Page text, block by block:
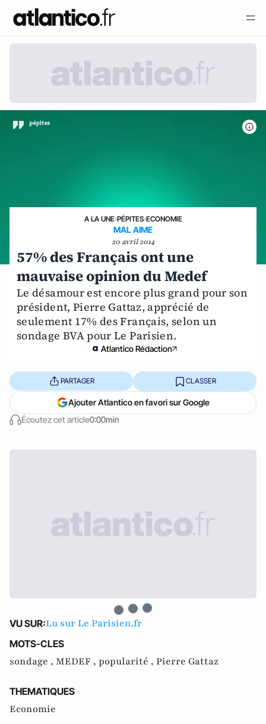
A LA UNE›PÉPITES›ECONOMIE
MAL AIME
20 avril 2014
57% des Français ont une
mauvaise opinion du Medef
Le désamour est encore plus grand pour son
président, Pierre Gattaz, apprécié de
seulement 17% des Français, selon un
sondage BVA pour Le Parisien.
Atlantico Rédaction
Écoutez cet article0:00min
PARTAGER CLASSER
Ajouter Atlantico en favori sur Google
VU SUR:Lu sur Le Parisien.fr
MOTS-CLES
sondage , MEDEF , popularité , Pierre Gattaz
THEMATIQUES
Economie